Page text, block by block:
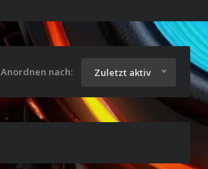
Anordnen nach: Zuletzt aktiv